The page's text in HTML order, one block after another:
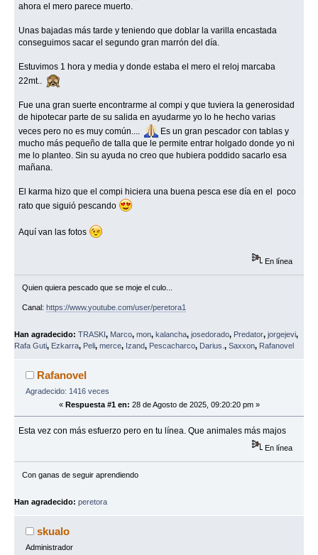
ahora el mero parece muerto.
Unas bajadas más tarde y teniendo que doblar la varilla encastada
conseguimos sacar el segundo gran marrón del día.
Estuvimos 1 hora y media y donde estaba el mero el reloj marcaba
22mt..
Fue una gran suerte encontrarme al compi y que tuviera la generosidad
de hipotecar parte de su salida en ayudarme yo lo he hecho varias
veces pero no es muy común....
Es un gran pescador con tablas y
mucho más pequeño de talla que le permite entrar holgado donde yo ni
me lo planteo. Sin su ayuda no creo que hubiera poddido sacarlo esa
mañana.
El karma hizo que el compi hiciera una buena pesca ese día en el poco
rato que siguió pescando
Aquí van las fotos
En línea
Quien quiera pescado que se moje el culo...
Canal: https://www.youtube.com/user/peretora1
Han agradecido: TRASKI, Marco, mon, kalancha, josedorado, Predator, jorgejevi,
Rafa Guti, Ezkarra, Peli, merce, Izand, Pescacharco, Darius. , Saxxon, Rafanovel
Rafanovel
Agradecido: 1416 veces
« Respuesta #1 en: 28 de Agosto de 2025, 09:20:20 pm »
Esta vez con más esfuerzo pero en tu línea. Que animales más majos
En línea
Con ganas de seguir aprendiendo
Han agradecido: peretora
skualo
Administrador